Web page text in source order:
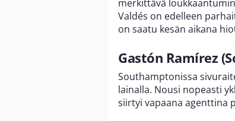
merkittävä
Valdés on edelleen
on saatu kesän aikana
Gastón Ramírez
Southamptonissa
lainalla. Nousi nopeasti
siirtyi vapaana agenttina